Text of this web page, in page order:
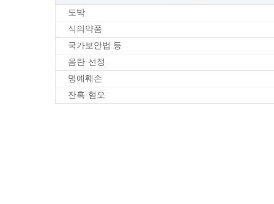
도박
식의약품
국가보안법 등
음란·선정
명예훼손
잔혹·혐오